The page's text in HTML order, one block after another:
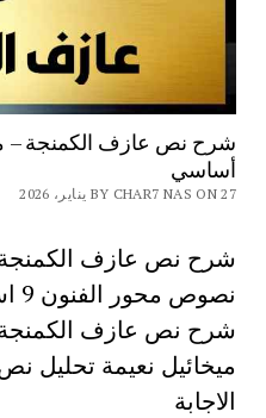
شرح نص عازف الكمنجة –
أساسي
BY CHAR7 NAS ON 27 يناير، 2026
شرح نص عازف الكمنجة
شرح نص عازف
ميخائيل نعيمة تحليل
الاجابة